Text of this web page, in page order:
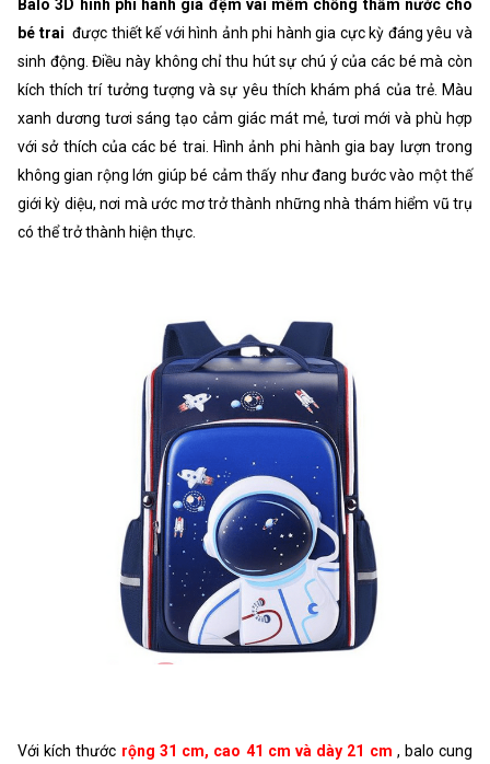
Balo 3D hình phi hành gia đệm vai mềm chống thấm nước cho
bé trai được thiết kế với hình ảnh phi hành gia cực kỳ đáng yêu và
sinh động. Điều này không chỉ thu hút sự chú ý của các bé mà còn
kích thích trí tưởng tượng và sự yêu thích khám phá của trẻ. Màu
xanh dương tươi sáng tạo cảm giác mát mẻ, tươi mới và phù hợp
với sở thích của các bé trai. Hình ảnh phi hành gia bay lượn trong
không gian rộng lớn giúp bé cảm thấy như đang bước vào một thế
giới kỳ diệu, nơi mà ước mơ trở thành những nhà thám hiểm vũ trụ
có thể trở thành hiện thực.
Với kích thước rộng 31 cm, cao 41 cm và dày 21 cm , balo cung